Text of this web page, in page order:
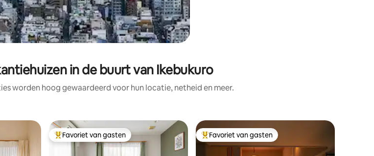
in de buurt van Ikebukuro
worden hoog gewaardeerd voor hun locatie, netheid en meer.
Topfavoriet van gasten
Favoriet van gasten Topfavoriet van gasten
Favoriet van gasten